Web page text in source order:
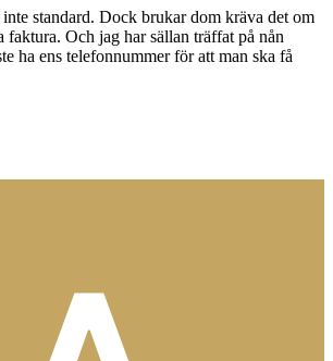
standard. Dock brukar dom kräva det om
faktura. Och jag har sällan träffat på nån
ha ens telefonnummer för att man ska få